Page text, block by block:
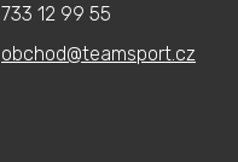
733 12 99 55
obchod@teamsport.cz